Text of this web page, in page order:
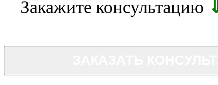
Закажите консультацию